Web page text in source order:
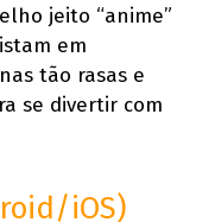
jeito “anime”
em
tão rasas e
se divertir com
iOS)